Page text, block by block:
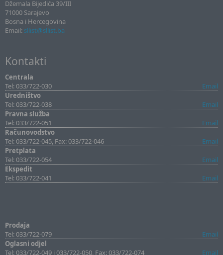
Džemala Bijedića 39/III
71000 Sarajevo
Bosna i Hercegovina
Email: sllist@sllist.ba
Kontakti
Centrala
Tel: 033/722-030
Email
Uredništvo
Tel: 033/722-038
Email
Pravna služba
Tel: 033/722-051
Email
Računovodstvo
Tel: 033/722-045, Fax: 033/722-046
Email
Pretplata
Tel: 033/722-054
Email
Ekspedit
Tel: 033/722-041
Email
Prodaja
Tel: 033/722-079
Email
Oglasni odjel
Tel: 033/722-049 i 033/722-050, Fax: 033/722-074
Email